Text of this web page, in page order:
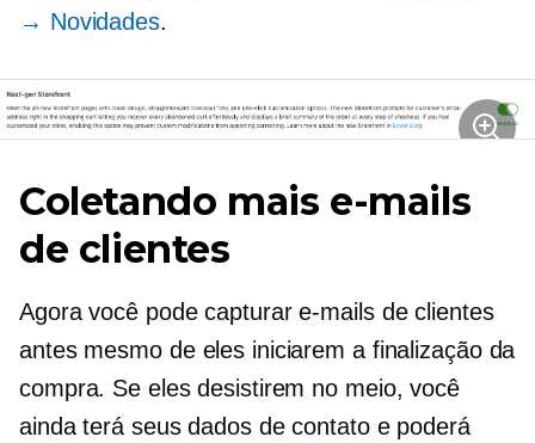
→ Novidades.
Coletando mais e-mails
de clientes
Agora você pode capturar e-mails de clientes
antes mesmo de eles iniciarem a finalização da
compra. Se eles desistirem no meio, você
ainda terá seus dados de contato e poderá